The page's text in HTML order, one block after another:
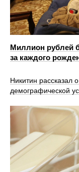
Миллион рублей
за каждого
Никитин рассказал
демографической